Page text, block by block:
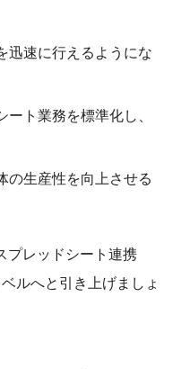
迅速に行えるようにな
ト業務を標準化し、
の生産性を向上させる
プレッドシート連携
ルへと引き上げましょ